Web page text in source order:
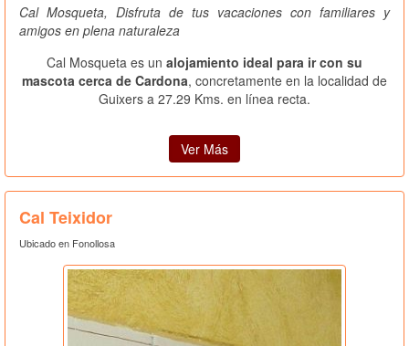
Cal Mosqueta, Disfruta de tus vacaciones con familiares y
amigos en plena naturaleza
Cal Mosqueta es un alojamiento ideal para ir con su
mascota cerca de Cardona, concretamente en la localidad de
Guixers a 27.29 Kms. en línea recta.
Ver Más
Cal Teixidor
Ubicado en Fonollosa